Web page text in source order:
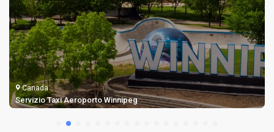
Canada
Taxi per L'aeroporto Billy Bishop